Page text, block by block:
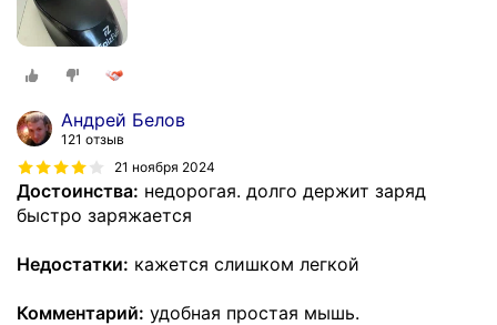
Андрей Белов
121 отзыв
21 ноября 2024
Достоинства: недорогая. долго держит заряд
быстро заряжается
Недостатки: кажется слишком легкой
Комментарий: удобная простая мышь.